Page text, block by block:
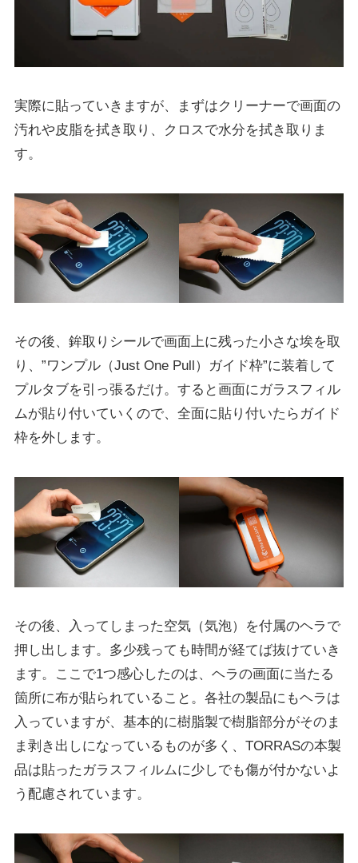
実際に貼っていきますが、まずはクリーナーで画面の
汚れや皮脂を拭き取り、クロスで水分を拭き取りま
す。
その後、鉾取りシールで画面上に残った小さな埃を取
り、”ワンプル（Just One Pull）ガイド枠”に装着して
プルタブを引っ張るだけ。すると画面にガラスフィル
ムが貼り付いていくので、全面に貼り付いたらガイド
枠を外します。
その後、入ってしまった空気（気泡）を付属のヘラで
押し出します。多少残っても時間が経てば抜けていき
ます。ここで1つ感心したのは、ヘラの画面に当たる
箇所に布が貼られていること。各社の製品にもヘラは
入っていますが、基本的に樹脂製で樹脂部分がそのま
ま剥き出しになっているものが多く、TORRASの本製
品は貼ったガラスフィルムに少しでも傷が付かないよ
う配慮されています。